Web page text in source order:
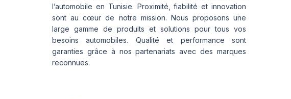
l’automobile en Tunisie. Proximité, fiabilité et innovation
sont au cœur de notre mission. Nous proposons une
large gamme de produits et solutions pour tous vos
besoins automobiles. Qualité et performance sont
garanties grâce à nos partenariats avec des marques
reconnues.